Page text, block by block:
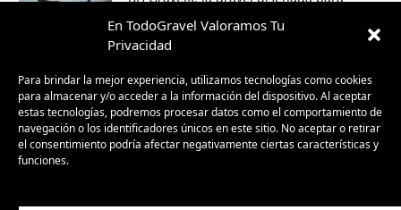
En TodoGravel Valoramos Tu
Privacidad
Para brindar la mejor experiencia, utilizamos tecnologías como cookies
para almacenar y/o acceder a la información del dispositivo. Al aceptar
estas tecnologías, podremos procesar datos como el comportamiento de
navegación o los identificadores únicos en este sitio. No aceptar o retirar
el consentimiento podría afectar negativamente ciertas características y
funciones.
23/09/2025